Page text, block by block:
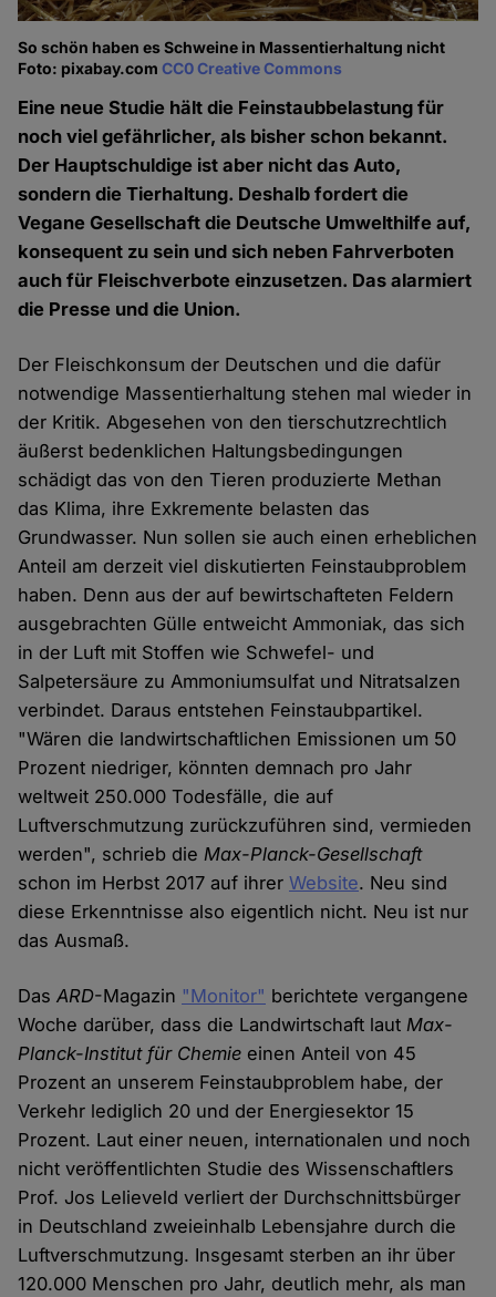
So schön haben es Schweine in Massentierhaltung nicht
Foto: pixabay.comCC0 Creative Commons
Eine neue Studie hält die Feinstaubbelastung für
noch viel gefährlicher, als bisher schon bekannt.
Der Hauptschuldige ist aber nicht das Auto,
sondern die Tierhaltung. Deshalb fordert die
Vegane Gesellschaft die Deutsche Umwelthilfe auf,
konsequent zu sein und sich neben Fahrverboten
auch für Fleischverbote einzusetzen. Das alarmiert
die Presse und die Union.
Der Fleischkonsum der Deutschen und die dafür
notwendige Massentierhaltung stehen mal wieder in
der Kritik. Abgesehen von den tierschutzrechtlich
äußerst bedenklichen Haltungsbedingungen
schädigt das von den Tieren produzierte Methan
das Klima, ihre Exkremente belasten das
Grundwasser. Nun sollen sie auch einen erheblichen
Anteil am derzeit viel diskutierten Feinstaubproblem
haben. Denn aus der auf bewirtschafteten Feldern
ausgebrachten Gülle entweicht Ammoniak, das sich
in der Luft mit Stoffen wie Schwefel- und
Salpetersäure zu Ammoniumsulfat und Nitratsalzen
verbindet. Daraus entstehen Feinstaubpartikel.
"Wären die landwirtschaftlichen Emissionen um 50
Prozent niedriger, könnten demnach pro Jahr
weltweit 250.000 Todesfälle, die auf
Luftverschmutzung zurückzuführen sind, vermieden
werden", schrieb dieMax-Planck-Gesellschaft
schon im Herbst 2017 auf ihrerWebsite. Neu sind
diese Erkenntnisse also eigentlich nicht. Neu ist nur
das Ausmaß.
DasARD-Magazin "Monitor" berichtete vergangene
Woche darüber, dass die Landwirtschaft lautMax-
Planck-Institut für Chemie einen Anteil von 45
Prozent an unserem Feinstaubproblem habe, der
Verkehr lediglich 20 und der Energiesektor 15
Prozent. Laut einer neuen, internationalen und noch
nicht veröffentlichten Studie des Wissenschaftlers
Prof. Jos Lelieveld verliert der Durchschnittsbürger
in Deutschland zweieinhalb Lebensjahre durch die
Luftverschmutzung. Insgesamt sterben an ihr über
120.000 Menschen pro Jahr, deutlich mehr, als man